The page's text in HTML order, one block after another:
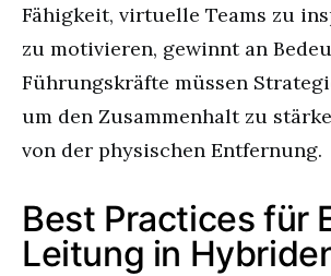
Fähigkeit, virtuelle Teams zu
zu motivieren, gewinnt an
Führungskräfte müssen
um den Zusammenhalt zu
von der physischen Entfernung.
Best Practices für
Leitung in